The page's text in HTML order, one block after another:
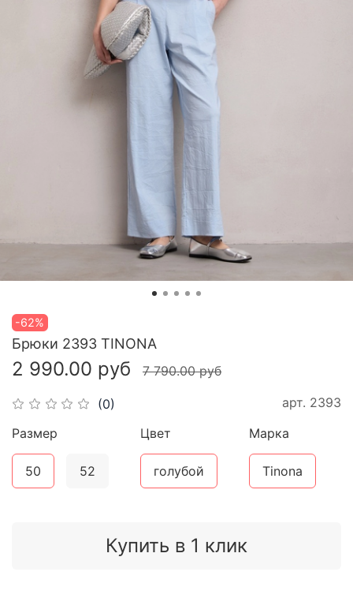
-62%
(0) арт. 2393
Брюки 2393 TINONA
2 990.00 руб 7 790.00 руб
Купить в 1 клик
Размер
50 52
Цвет
голубой
Марка
Tinona